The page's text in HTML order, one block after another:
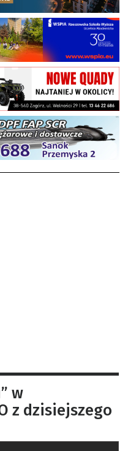
w
z dzisiejszego